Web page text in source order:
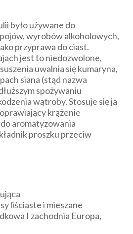
było używane do
wyrobów alkoholowych,
przyprawa do ciast.
jest to niedozwolone,
uwalnia się kumaryna,
siana (stąd nazwa
spożywaniu
wątroby. Stosuje się ją
krążenie
aromatyzowania
proszku przeciw
liściaste i mieszane
I zachodnia Europa,